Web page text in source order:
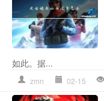
如此。据...
zmn 02-15